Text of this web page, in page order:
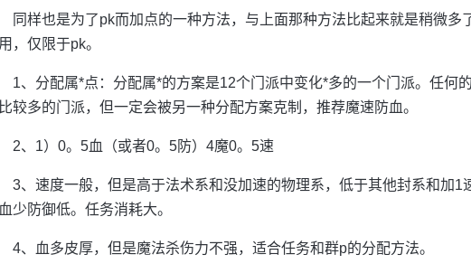
同样也是为了pk而加点的一种方法，与上面那种方法比起来就是稍微多
，仅限于pk。
1、分配属*点：分配属*的方案是12个门派中变化*多的一个门派。任何
较多的门派，但一定会被另一种分配方案克制，推荐魔速防血。
2、1）0。5血（或者0。5防）4魔0。5速
3、速度一般，但是高于法术系和没加速的物理系，低于其他封系和加1
少防御低。任务消耗大。
4、血多皮厚，但是魔法杀伤力不强，适合任务和群p的分配方法。